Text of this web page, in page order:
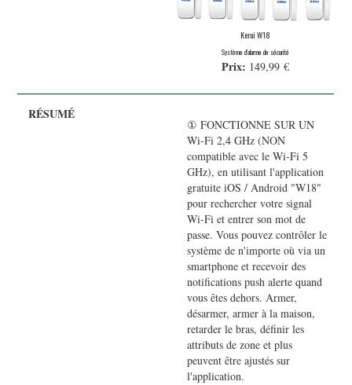
Kerui W18
Système d'alarme de sécurité
Prix: 149,99 €
① FONCTIONNE SUR UN
Wi-Fi 2,4 GHz (NON
compatible avec le Wi-Fi 5
GHz), en utilisant l'application
gratuite iOS / Android "W18"
pour rechercher votre signal
Wi-Fi et entrer son mot de
passe. Vous pouvez contrôler le
système de n'importe où via un
smartphone et recevoir des
notifications push alerte quand
vous êtes dehors. Armer,
désarmer, armer à la maison,
retarder le bras, définir les
attributs de zone et plus
peuvent être ajustés sur
l'application.